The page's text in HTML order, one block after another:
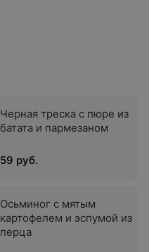
Черная треска с пюре из
батата и пармезаном
59 руб.
Осьминог с мятым
картофелем и эспумой из
перца